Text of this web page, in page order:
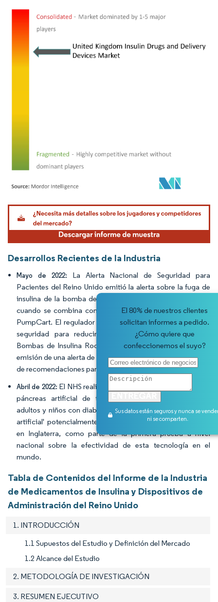
Imagen © Mordor Intelligence. El uso requiere atribución según CC BY 4.0.
Desarrollos Recientes de la Industria
Mayo de 2022: La Alerta Nacional de Seguridad para
Pacientes del Reino Unido emitió la alerta sobre la fuga de
insulina de la bomba de insulina Roche Accu-Chek Insight
cuando se combina con cartuchos de insulina NovoRapid
PumpCart. El regulador del Reino Unido tomó medidas de
seguridad para reducir los riesgos asociados con las
Bombas de Insulina Roche Accu-Chek Insight mediante la
emisión de una alerta de seguridad nacional y la descripción
de recomendaciones para los pacientes.
Abril de 2022: El NHS realizó la primera prueba mundial de un
páncreas artificial de tipo 'ciencia ficción'. Casi 1.000
adultos y niños con diabetes tipo 1 recibieron un 'páncreas
artificial' potencialmente transformador por parte del NHS
en Inglaterra, como parte de la primera prueba a nivel
nacional sobre la efectividad de esta tecnología en el
mundo.
Tabla de Contenidos del Informe de la Industria
de Medicamentos de Insulina y Dispositivos de
Administración del Reino Unido
1. INTRODUCCIÓN
1.1 Supuestos del Estudio y Definición del Mercado
1.2 Alcance del Estudio
2. METODOLOGÍA DE INVESTIGACIÓN
3. RESUMEN EJECUTIVO
El 80% de nuestros clientes
solicitan informes a pedido.
¿Cómo quiere que
confeccionemos el suyo?
Sus datos están seguros y nunca se
ni se comparten.